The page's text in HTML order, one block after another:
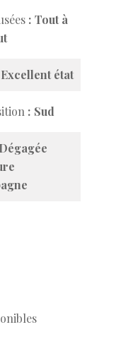
Tout à
Excellent état
Sud
Dégagée